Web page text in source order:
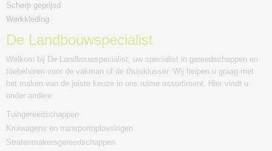
Scherp geprijsd
Werkkleding
De Landbouwspecialist
Welkom bij De Landbouwspecialist, uw specialist in gereedschappen en
toebehoren voor de vakman of de thuisklusser. Wij helpen u graag met
het maken van de juiste keuze in ons ruime assortiment. Hier vindt u
onder andere:
Tuingereedschappen
Kruiwagens en transportoplossingen
Stratenmakersgereedschappen